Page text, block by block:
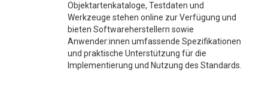
Objektartenkataloge, Testdaten und
Werkzeuge stehen online zur Verfügung und
bieten Softwareherstellern sowie
Anwender:innen umfassende Spezifikationen
und praktische Unterstützung für die
Implementierung und Nutzung des Standards.